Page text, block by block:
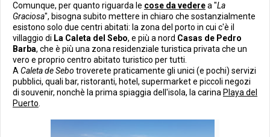
Comunque, per quanto riguarda le cose da vederea "La
Graciosa", bisogna subito mettere in chiaro che sostanzialmente
esistono solo due centri abitati: la zona del porto in cui c'è il
villaggio di La Caleta del Sebo, e più a nord Casas de Pedro
Barba, che è più una zona residenziale turistica privata che un
vero e proprio centro abitato turistico per tutti.
ACaleta de Sebo troverete praticamente gli unici (e pochi) servizi
pubblici, quali bar, ristoranti, hotel, supermarket e piccoli negozi
di souvenir, nonchè la prima spiaggia dell'isola, la carina Playa del
Puerto.